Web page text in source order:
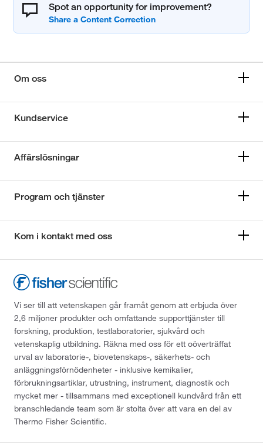
Spot an opportunity for improvement?
Om oss
Kundservice
Affärslösningar
Program och tjänster
Kom i kontakt med oss
Vi ser till att vetenskapen går framåt genom att erbjuda över
2,6 miljoner produkter och omfattande supporttjänster till
forskning, produktion, testlaboratorier, sjukvård och
vetenskaplig utbildning. Räkna med oss för ett oöverträffat
urval av laboratorie-, biovetenskaps-, säkerhets- och
anläggningsförnödenheter - inklusive kemikalier,
förbrukningsartiklar, utrustning, instrument, diagnostik och
mycket mer - tillsammans med exceptionell kundvård från ett
branschledande team som är stolta över att vara en del av
Thermo Fisher Scientific.